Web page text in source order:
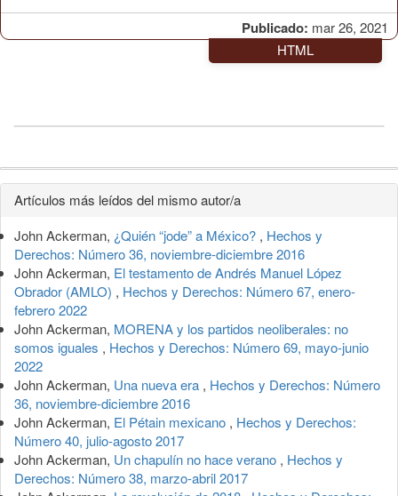
Publicado: mar 26, 2021
HTML
Detalles
del
artículo
Artículos más leídos del mismo autor/a
John Ackerman, ¿Quién “jode” a México? , Hechos y
Derechos: Número 36, noviembre-diciembre 2016
John Ackerman, El testamento de Andrés Manuel López
Obrador (AMLO) , Hechos y Derechos: Número 67, enero-
febrero 2022
John Ackerman, MORENA y los partidos neoliberales: no
somos iguales , Hechos y Derechos: Número 69, mayo-junio
2022
John Ackerman, Una nueva era , Hechos y Derechos: Número
36, noviembre-diciembre 2016
John Ackerman, El Pétain mexicano , Hechos y Derechos:
Número 40, julio-agosto 2017
John Ackerman, Un chapulín no hace verano , Hechos y
Derechos: Número 38, marzo-abril 2017